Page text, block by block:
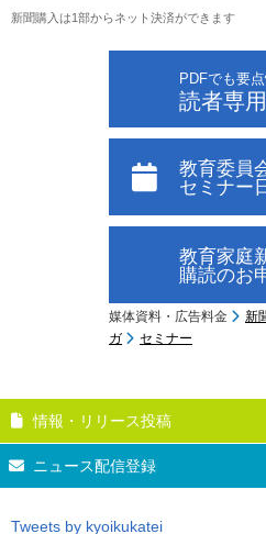
新聞購入は1部からネット決済ができます
PDFでも要
読者専
教育委員
セミナー
教育家庭
購読のお
媒体資料・広告料金 新
ガ
セミナー
情報・リリース投稿
ニュース配信登録
Tweets by kyoikukatei